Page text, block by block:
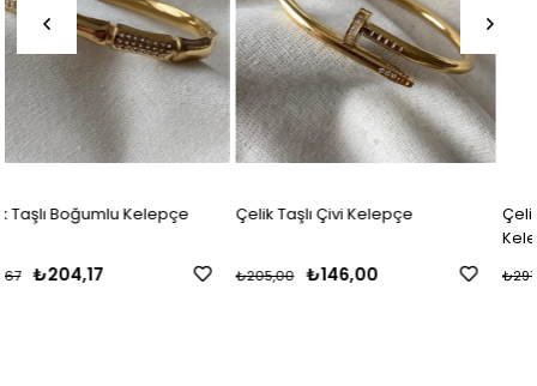
Çelik Taşlı Çivi Kelepçe
₺205,00
Çelik Hareketli Taş Detaylı
₺204,17
₺291,67